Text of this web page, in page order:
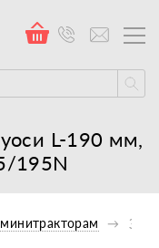
L-190 мм,
195N